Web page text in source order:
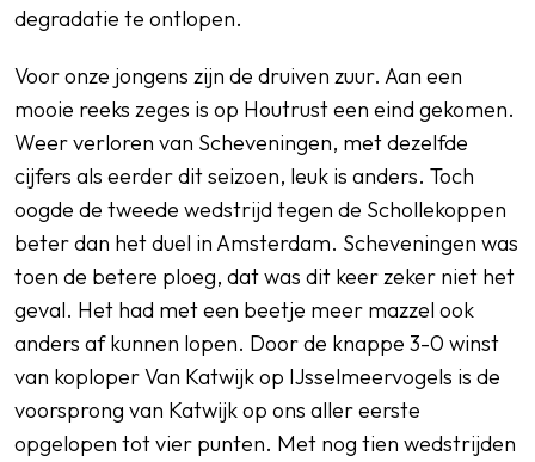
degradatie te ontlopen.
Voor onze jongens zijn de druiven zuur. Aan een
mooie reeks zeges is op Houtrust een eind gekomen.
Weer verloren van Scheveningen, met dezelfde
cijfers als eerder dit seizoen, leuk is anders. Toch
oogde de tweede wedstrijd tegen de Schollekoppen
beter dan het duel in Amsterdam. Scheveningen was
toen de betere ploeg, dat was dit keer zeker niet het
geval. Het had met een beetje meer mazzel ook
anders af kunnen lopen. Door de knappe 3-0 winst
van koploper Van Katwijk op IJsselmeervogels is de
voorsprong van Katwijk op ons aller eerste
opgelopen tot vier punten. Met nog tien wedstrijden